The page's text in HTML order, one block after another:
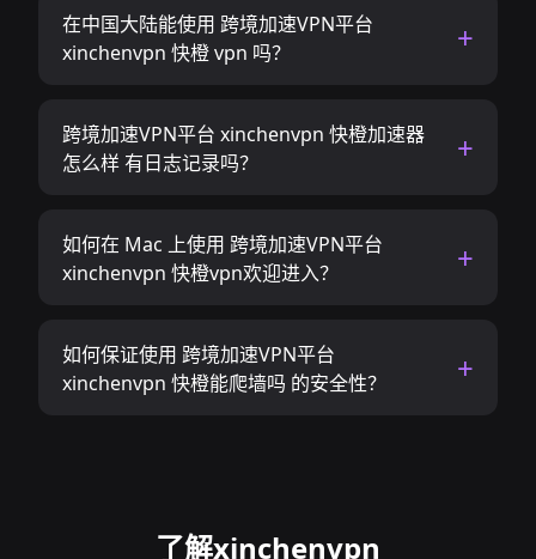
在中国大陆能使用 跨境加速VPN平台
xinchenvpn 快橙 vpn 吗？
跨境加速VPN平台 xinchenvpn 快橙加速器
怎么样 有日志记录吗？
如何在 Mac 上使用 跨境加速VPN平台
xinchenvpn 快橙vpn欢迎进入？
如何保证使用 跨境加速VPN平台
xinchenvpn 快橙能爬墙吗 的安全性？
了解xinchenvpn